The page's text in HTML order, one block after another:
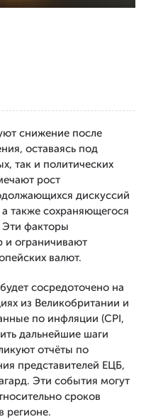
снижение после
оставаясь под
так и политических
рост
дискуссий
также сохраняющегося
Эти факторы
и ограничивают
валют.
сосредоточено на
из Великобритании и
по инфляции (CPI,
дальнейшие шаги
отчёты по
представителей ЕЦБ,
Эти события могут
сроков
регионе.